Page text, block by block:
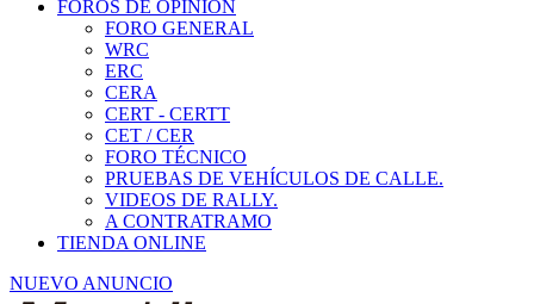
WRC
ERC
CERA
CERT - CERTT
CET / CER
FORO TÉCNICO
PRUEBAS DE VEHÍCULOS DE CALLE.
VIDEOS DE RALLY.
A CONTRATRAMO
TIENDA ONLINE
NUEVO ANUNCIO